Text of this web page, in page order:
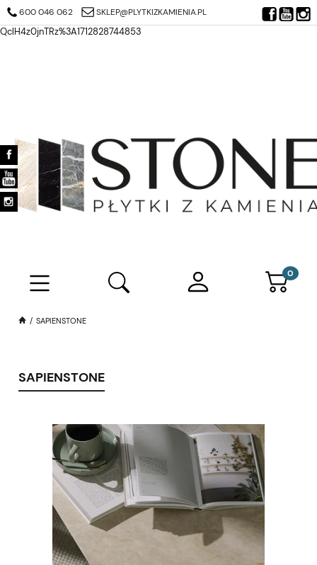
https://search.google.com/search-console/verification-download?
QclH4z0jnTRz%3A1712828744853
600 046 062 SKLEP@PLYTKIZKAMIENIA.PL
SAPIENSTONE
SAPIENSTONE